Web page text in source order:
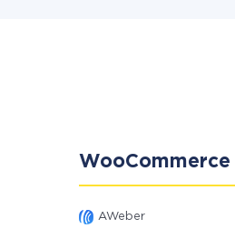
WooCommerce
AWeber